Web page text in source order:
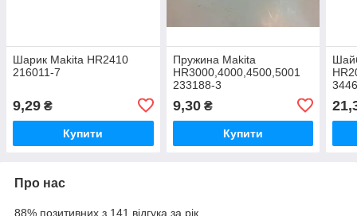
Шарик Makita HR2410
216011-7
9,29 ₴
Купити
Пружина Makita
HR3000,4000,4500,5001
233188-3
9,30₴
Купити
Про нас
88% позитивних з 141 відгука за рік